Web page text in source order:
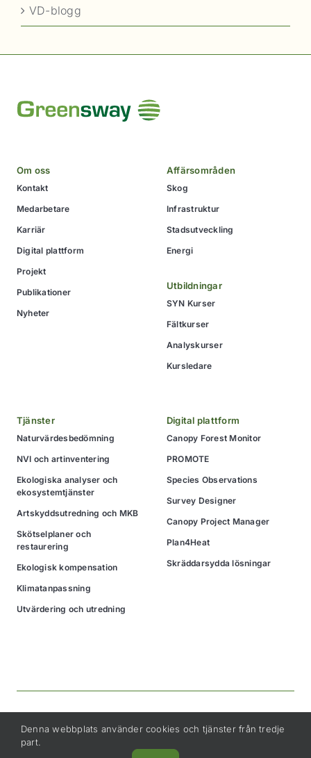
VD-blogg
Om oss
Kontakt
Medarbetare
Karriär
Digital plattform
Projekt
Publikationer
Nyheter
Affärsområden
Skog
Infrastruktur
Stadsutveckling
Energi
Utbildningar
SYN Kurser
Fältkurser
Analyskurser
Kursledare
Tjänster
Naturvärdesbedömning
NVI och artinventering
Ekologiska analyser och
ekosystemtjänster
Artskyddsutredning och MKB
Skötselplaner och
restaurering
Ekologisk kompensation
Klimatanpassning
Utvärdering och utredning
Digital plattform
Canopy Forest Monitor
PROMOTE
Species Observations
Survey Designer
Canopy Project Manager
Plan4Heat
Skräddarsydda lösningar
Denna webbplats använder cookies och tjänster från tredje
part.